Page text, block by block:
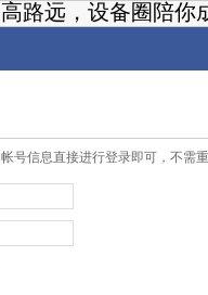
路远，设备圈陪你
号信息直接进行登录即可，不需